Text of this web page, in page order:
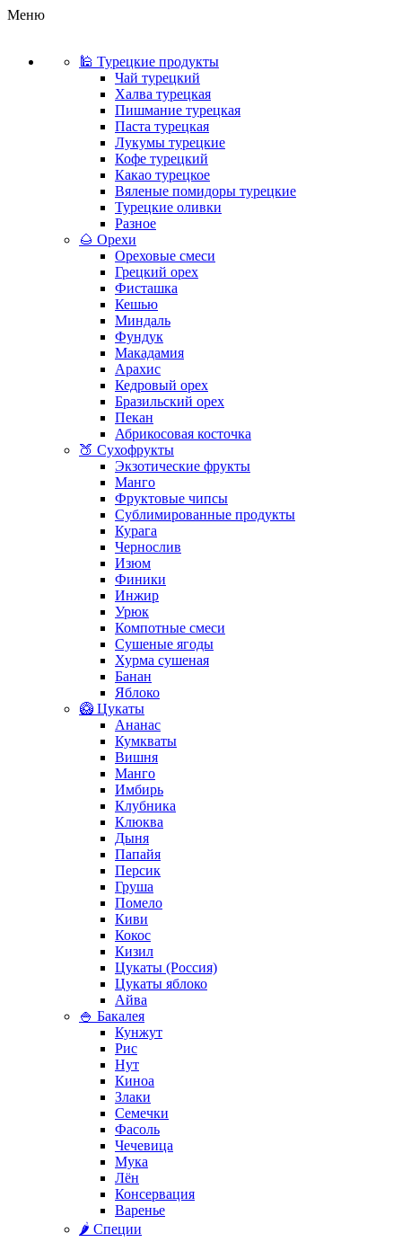
Меню
🕌 Турецкие продукты
Чай турецкий
Халва турецкая
Пишмание турецкая
Паста турецкая
Лукумы турецкие
Кофе турецкий
Какао турецкое
Вяленые помидоры турецкие
Турецкие оливки
Разное
🌰 Орехи
Ореховые смеси
Грецкий орех
Фисташка
Кешью
Миндаль
Фундук
Макадамия
Арахис
Кедровый орех
Бразильский орех
Пекан
Абрикосовая косточка
🍑 Сухофрукты
Экзотические фрукты
Манго
Фруктовые чипсы
Сублимированные продукты
Курага
Чернослив
Изюм
Финики
Инжир
Урюк
Компотные смеси
Сушеные ягоды
Хурма сушеная
Банан
Яблоко
🥝 Цукаты
Ананас
Кумкваты
Вишня
Манго
Имбирь
Клубника
Клюква
Дыня
Папайя
Персик
Груша
Помело
Киви
Кокос
Кизил
Цукаты (Россия)
Цукаты яблоко
Айва
🍚 Бакалея
Кунжут
Рис
Нут
Киноа
Злаки
Семечки
Фасоль
Чечевица
Мука
Лён
Консервация
Варенье
🌶️ Специи